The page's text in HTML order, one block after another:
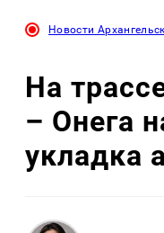
Новости
На
– Онега
укладка